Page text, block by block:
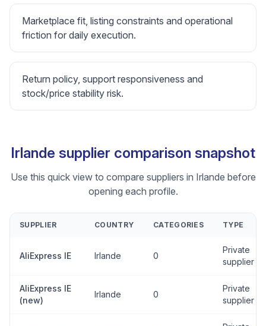
Marketplace fit, listing constraints and operational
friction for daily execution.
Return policy, support responsiveness and
stock/price stability risk.
Irlande supplier comparison snapshot
Use this quick view to compare suppliers in Irlande before
opening each profile.
SUPPLIER COUNTRY CATEGORIES TYPE
AliExpress IE Irlande 0
Private
supplier
AliExpress IE
(new)
Irlande 0
Private
supplier